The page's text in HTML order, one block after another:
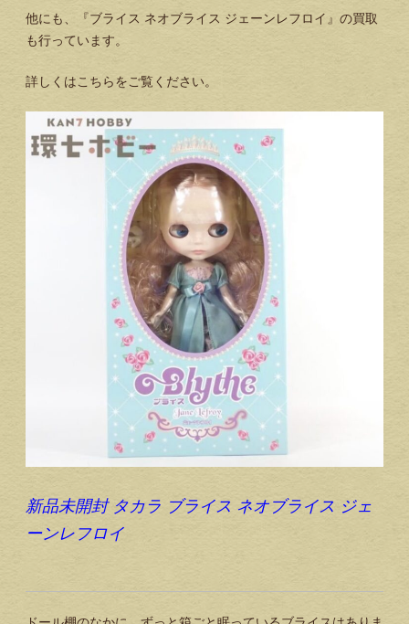
他にも、『ブライス ネオブライス ジェーンレフロイ』の買取
も行っています。
詳しくはこちらをご覧ください。
新品未開封 タカラ ブライス ネオブライス ジェ
ーンレフロイ